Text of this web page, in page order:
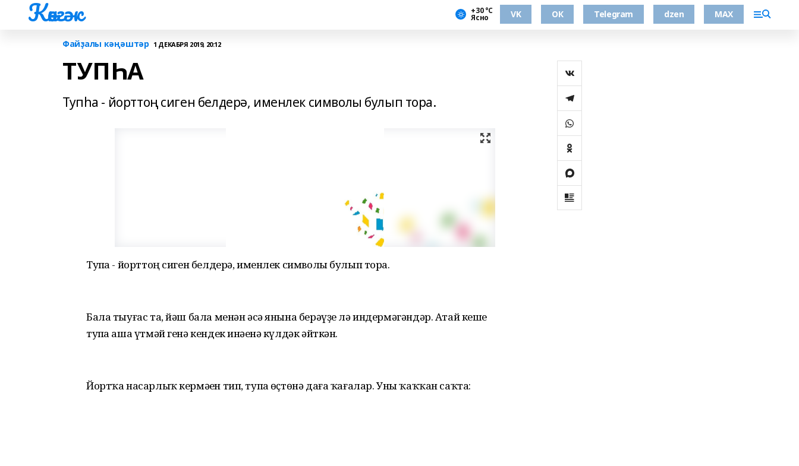
Көнгәк +30 °С
Ясно VK ОК Telegram dzen MAX
Файҙалы кәңәштәр 1 ДЕКАБРЯ 2019, 20:12
ТУПҺА
Тупһа - йорттоң сиген белдерә, именлек символы булып тора.
Тупһа - йорттоң сиген белдерә, именлек символы булып тора.
Бала тыуғас та, йәш бала менән әсә янына берәүҙе лә индермәгәндәр. Атай кеше
тупһа аша үтмәй генә кендек инәһенә күлдәк әйткән.
Йортҡа насарлыҡ кермәһен тип, тупһа өҫтөнә даға ҡағалар. Уны ҡаҡҡан саҡта: